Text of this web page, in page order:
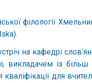
філології
на кафедрі
викладачем із
для